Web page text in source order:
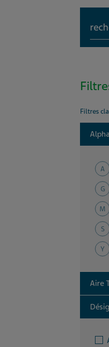
Search
Filtres
A
G
M
S
Y
Aire